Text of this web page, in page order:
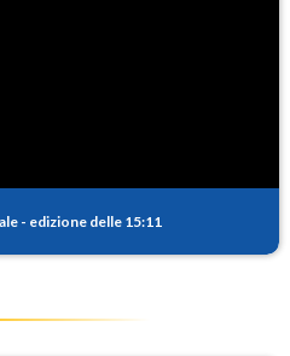
- edizione delle 15:11